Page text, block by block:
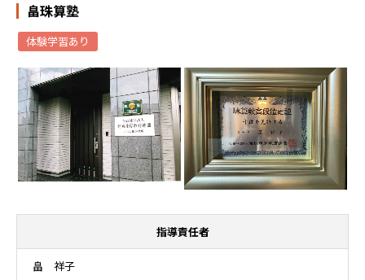
畠珠算塾
体験学習あり
指導責任者
畠 祥子